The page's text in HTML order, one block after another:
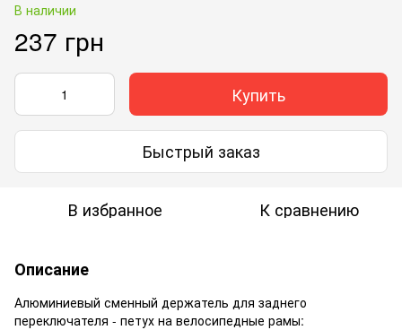
В наличии
237 грн
Купить
Быстрый заказ
В избранное К сравнению
Описание
Алюминиевый сменный держатель для заднего
переключателя - петух на велосипедные рамы: